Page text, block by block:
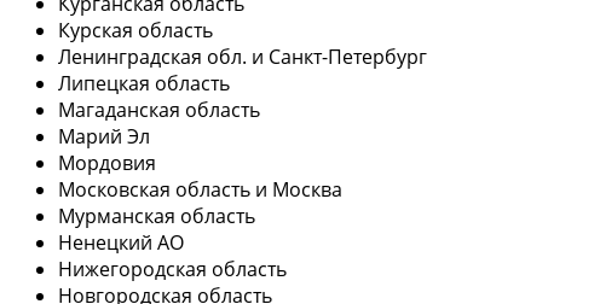
Курская область
Ленинградская обл. и Санкт-Петербург
Липецкая область
Магаданская область
Марий Эл
Мордовия
Московская область и Москва
Мурманская область
Ненецкий АО
Нижегородская область
Новгородская область